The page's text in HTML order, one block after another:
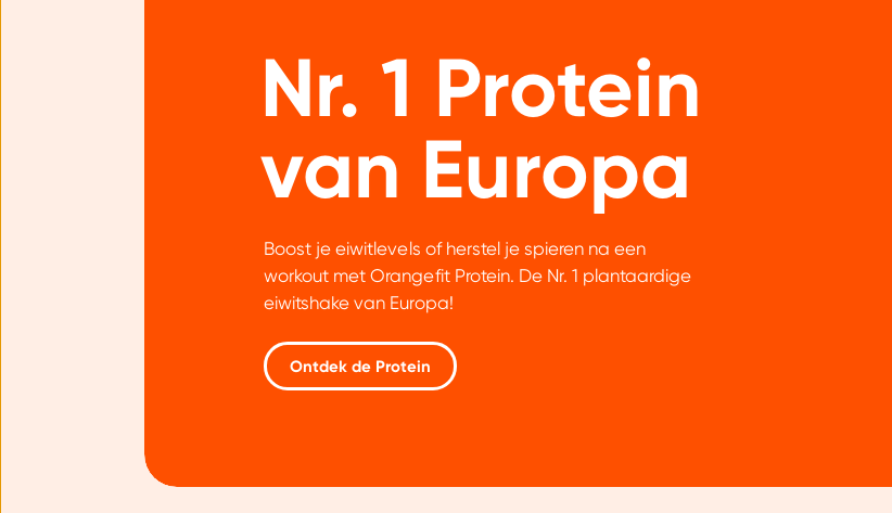
Nr. 1 Protein
van Europa
Boost je eiwitlevels of herstel je spieren na een
workout met Orangefit Protein. De Nr. 1 plantaardige
eiwitshake van Europa!
Ontdek de Protein